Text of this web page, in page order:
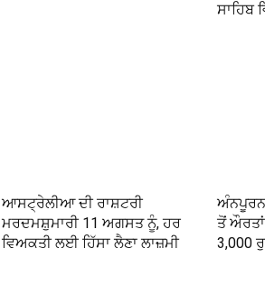
ਸਾਹਿਬ
ਆਸਟ੍ਰੇਲੀਆ ਦੀ ਰਾਸ਼ਟਰੀ
ਮਰਦਮਸ਼ੁਮਾਰੀ 11 ਅਗਸਤ ਨੂੰ, ਹਰ
ਵਿਅਕਤੀ ਲਈ ਹਿੱਸਾ ਲੈਣਾ ਲਾਜ਼ਮੀ
ਤੋਂ
3,000